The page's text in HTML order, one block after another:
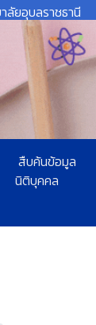
ลัยอุบลราชธานี
สืบค้นข้อมูล
นิติบุคคล